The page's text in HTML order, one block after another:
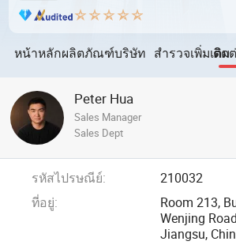
หน้าหลักผลิตภัณฑ์บริษัท สำรวจเพิ่มเติม
ติด
Peter Hua
Sales Manager
Sales Dept
รหัสไปรษณีย์:
210032
ที่อยู่:
Room 213,
Wenjing
Jiangsu,